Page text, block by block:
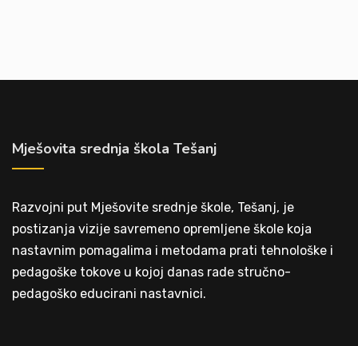
Mješovita srednja škola Tešanj
Razvojni put Mješovite srednje škole, Tešanj, je
postizanja vizije savremeno opremljene škole koja
nastavnim pomagalima i metodama prati tehnološke i
pedagoške tokove u kojoj danas rade stručno-
pedagoško educirani nastavnici.